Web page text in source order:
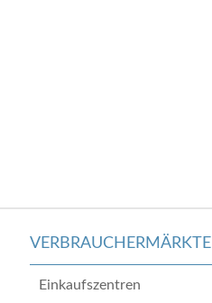
VERBRAUCHERMÄRKTE
Einkaufszentren